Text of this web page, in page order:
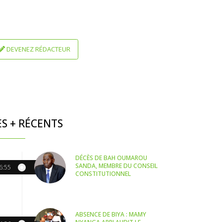
DEVENEZ RÉDACTEUR
+ RÉCENTS
DÉCÈS DE BAH OUMAROU
SANDA, MEMBRE DU CONSEIL
CONSTITUTIONNEL
ABSENCE DE BIYA : MAMY